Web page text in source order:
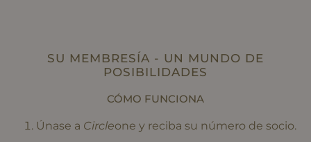
SU MEMBRESÍA - UN MUNDO DE
POSIBILIDADES
CÓMO FUNCIONA
Únase a Circleone y reciba su número de socio.